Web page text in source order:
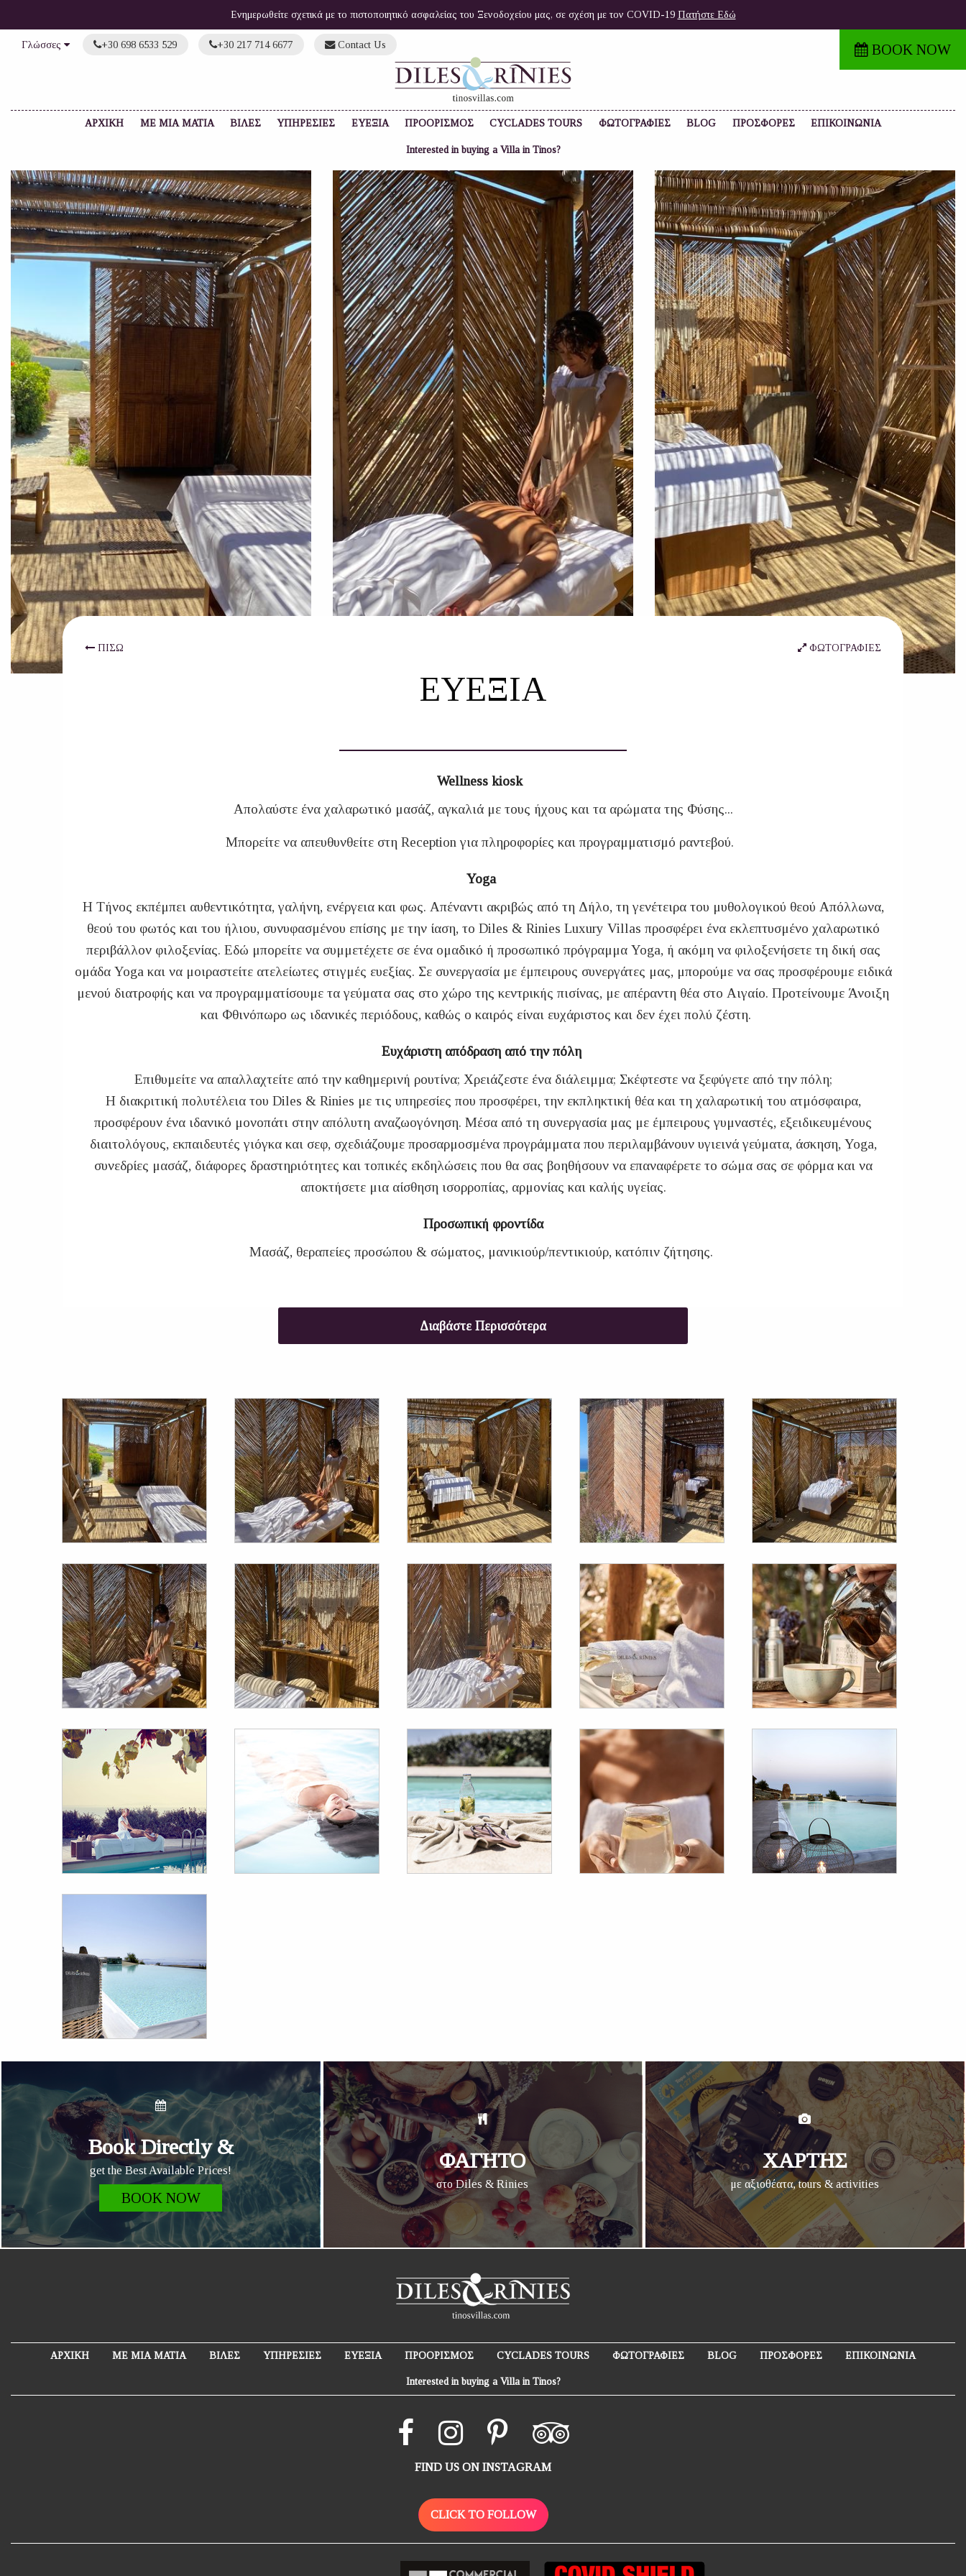
Ενημερωθείτε σχετικά με το πιστοποιητικό ασφαλείας του Ξενοδοχείου μας, σε σχέση με τον COVID-19 Πατήστε Εδώ
BOOK NOW
+30 698 6533 529 +30 217 714 6677 Contact Us
Γλώσσες
ΑΡΧΙΚΗ ΜΕ ΜΙΑ ΜΑΤΙΑ ΒΙΛΕΣ ΥΠΗΡΕΣΙΕΣ ΕΥΕΞΙΑ ΠΡΟΟΡΙΣΜΟΣ CYCLADES TOURS ΦΩΤΟΓΡΑΦΙΕΣ BLOG ΠΡΟΣΦΟΡΕΣ ΕΠΙΚΟΙΝΩΝΙΑ
Interested in buying a Villa in Tinos?
ΠΙΣΩ ΦΩΤΟΓΡΑΦΙΕΣ
ΕΥΕΞΙΑ
Wellness kiosk
Απολαύστε ένα χαλαρωτικό μασάζ, αγκαλιά με τους ήχους και τα αρώματα της Φύσης...
Μπορείτε να απευθυνθείτε στη Reception για πληροφορίες και προγραμματισμό ραντεβού.
Yoga
H Τήνος εκπέμπει αυθεντικότητα, γαλήνη, ενέργεια και φως. Απέναντι ακριβώς από τη Δήλο, τη γενέτειρα του μυθολογικού θεού Απόλλωνα,
θεού του φωτός και του ήλιου, συνυφασμένου επίσης με την ίαση, το Diles & Rinies Luxury Villas προσφέρει ένα εκλεπτυσμένο χαλαρωτικό
περιβάλλον φιλοξενίας. Εδώ μπορείτε να συμμετέχετε σε ένα ομαδικό ή προσωπικό πρόγραμμα Yoga, ή ακόμη να φιλοξενήσετε τη δική σας
ομάδα Yoga και να μοιραστείτε ατελείωτες στιγμές ευεξίας. Σε συνεργασία με έμπειρους συνεργάτες μας, μπορούμε να σας προσφέρουμε ειδικά
μενού διατροφής και να προγραμματίσουμε τα γεύματα σας στο χώρο της κεντρικής πισίνας, με απέραντη θέα στο Αιγαίο. Προτείνουμε Άνοιξη
και Φθινόπωρο ως ιδανικές περιόδους, καθώς ο καιρός είναι ευχάριστος και δεν έχει πολύ ζέστη.
Ευχάριστη απόδραση από την πόλη
Επιθυμείτε να απαλλαχτείτε από την καθημερινή ρουτίνα; Χρειάζεστε ένα διάλειμμα; Σκέφτεστε να ξεφύγετε από την πόλη;
Η διακριτική πολυτέλεια του Diles & Rinies με τις υπηρεσίες που προσφέρει, την εκπληκτική θέα και τη χαλαρωτική του ατμόσφαιρα,
προσφέρουν ένα ιδανικό μονοπάτι στην απόλυτη αναζωογόνηση. Μέσα από τη συνεργασία μας με έμπειρους γυμναστές, εξειδικευμένους
διαιτολόγους, εκπαιδευτές γιόγκα και σεφ, σχεδιάζουμε προσαρμοσμένα προγράμματα που περιλαμβάνουν υγιεινά γεύματα, άσκηση, Yoga,
συνεδρίες μασάζ, διάφορες δραστηριότητες και τοπικές εκδηλώσεις που θα σας βοηθήσουν να επαναφέρετε το σώμα σας σε φόρμα και να
αποκτήσετε μια αίσθηση ισορροπίας, αρμονίας και καλής υγείας.
Προσωπική φροντίδα
Mασάζ, θεραπείες προσώπου & σώματος, μανικιούρ/πεντικιούρ, κατόπιν ζήτησης.
Διαβάστε Περισσότερα
Book Directly &
get the Best Available Prices!
BOOK NOW
ΦΑΓΗΤΟ
στο Diles & Rinies
ΧΑΡΤΗΣ
με αξιοθέατα, tours & activities
ΑΡΧΙΚΗ ΜΕ ΜΙΑ ΜΑΤΙΑ ΒΙΛΕΣ ΥΠΗΡΕΣΙΕΣ ΕΥΕΞΙΑ ΠΡΟΟΡΙΣΜΟΣ CYCLADES TOURS ΦΩΤΟΓΡΑΦΙΕΣ BLOG ΠΡΟΣΦΟΡΕΣ ΕΠΙΚΟΙΝΩΝΙΑ
Interested in buying a Villa in Tinos?
FIND US ON INSTAGRAM
CLICK TO FOLLOW